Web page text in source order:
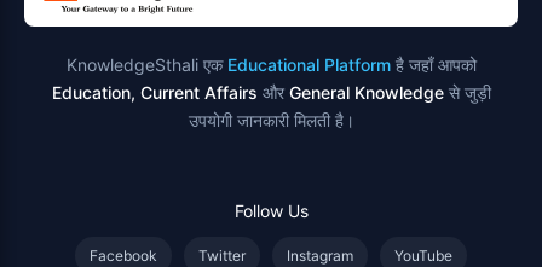
KnowledgeSthali एक Educational Platformहै जहाँ आपको
Education, Current Affairs और General Knowledgeसे जुड़ी
उपयोगी जानकारी मिलती है।
Follow Us
Facebook Twitter Instagram YouTube